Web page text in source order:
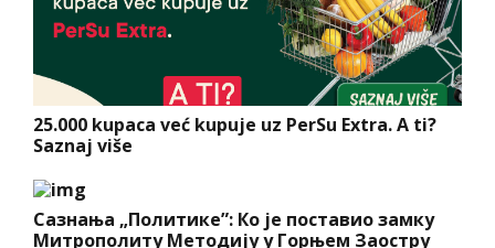
25.000 kupaca već kupuje uz PerSu Extra. A ti?
Saznaj više
Сазнања „Политике”: Ко је поставио замку
Митрополиту Методију у Горњем Заостру